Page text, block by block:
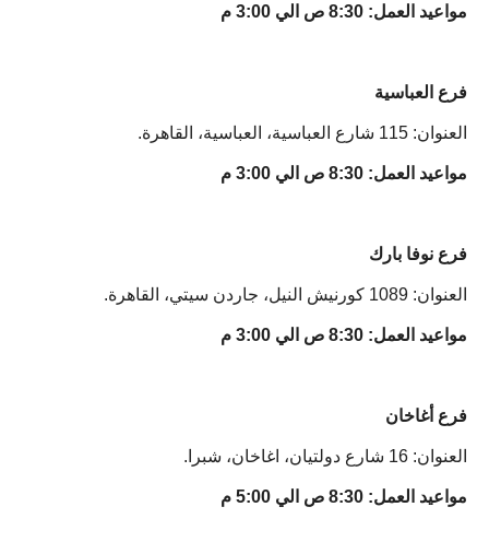
مواعيد العمل: 8:30 ص الي 3:00 م
فرع العباسية
العنوان: 115 شارع العباسية، العباسية، القاهرة.
مواعيد العمل: 8:30 ص الي 3:00 م
فرع نوفا بارك
العنوان: 1089 كورنيش النيل، جاردن سيتي، القاهرة.
مواعيد العمل: 8:30 ص الي 3:00 م
فرع أغاخان
العنوان: 16 شارع دولتيان، اغاخان، شبرا.
مواعيد العمل: 8:30 ص الي 5:00 م